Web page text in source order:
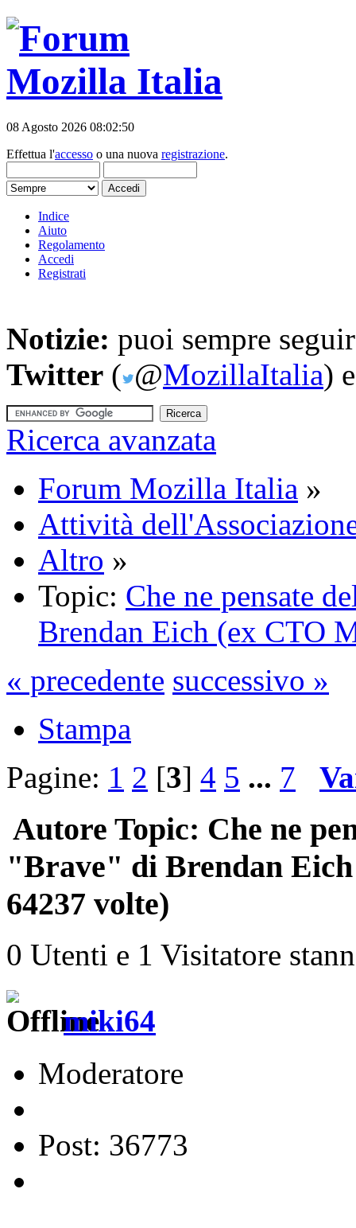
08 Agosto 2026 08:02:50
Effettua l'accesso o una nuova registrazione.
Indice
Aiuto
Regolamento
Accedi
Registrati
Notizie: puoi sempre
Twitter ( @MozillaItalia)
Ricerca avanzata
Forum Mozilla Italia »
Attività
Altro »
Topic: Che ne pensate
Brendan Eich (ex CTO
« precedente successivo »
Stampa
Pagine: 1 2 [3] 4 5 ... 7
Autore Topic: Che ne
"Brave" di Brendan
64237 volte)
0 Utenti e 1 Visitatore
miki64
Moderatore
Post: 36773